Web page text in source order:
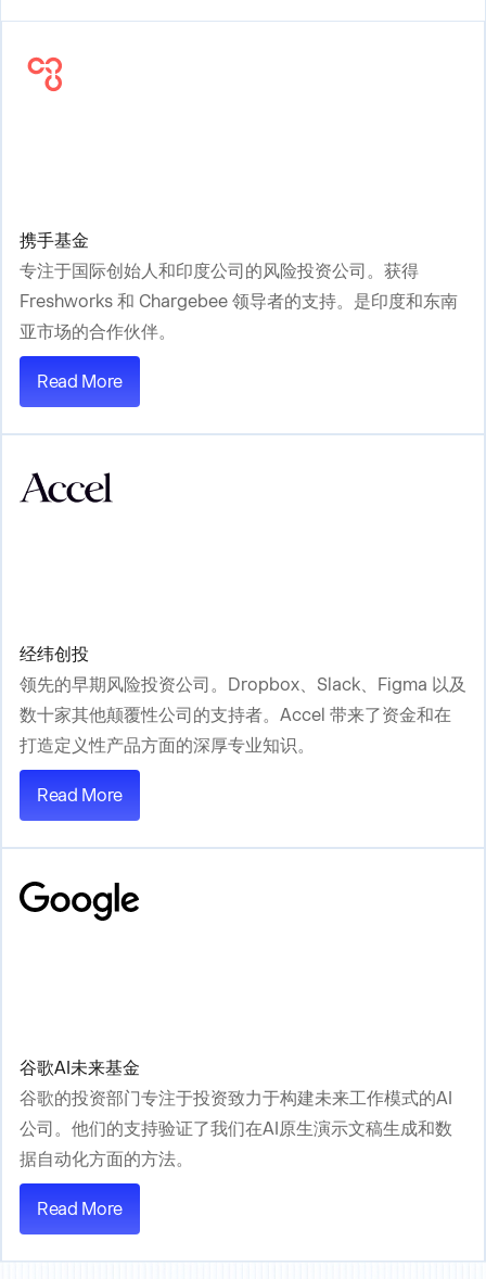
携手基金
专注于国际创始人和印度公司的风险投资公司。获得
Freshworks 和 Chargebee 领导者的支持。是印度和东南
亚市场的合作伙伴。
Read More
经纬创投
领先的早期风险投资公司。Dropbox、Slack、Figma 以及
数十家其他颠覆性公司的支持者。Accel 带来了资金和在
打造定义性产品方面的深厚专业知识。
Read More
谷歌AI未来基金
谷歌的投资部门专注于投资致力于构建未来工作模式的AI
公司。他们的支持验证了我们在AI原生演示文稿生成和数
据自动化方面的方法。
Read More